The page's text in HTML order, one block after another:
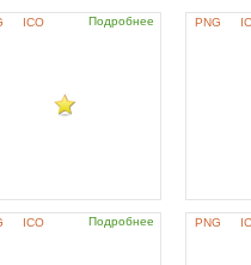
ICO Подробнее PNG
ICO Подробнее PNG